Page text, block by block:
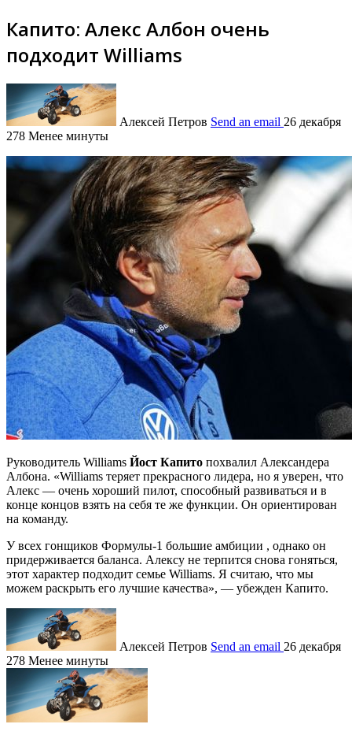
Капито: Алекс Албон очень
подходит Williams
Алексей Петров Send an email 26 декабря
278 Менее минуты
Руководитель Williams Йост Капито похвалил Александера
Албона. «Williams теряет прекрасного лидера, но я уверен, что
Алекс — очень хороший пилот, способный развиваться и в
конце концов взять на себя те же функции. Он ориентирован
на команду.
У всех гонщиков Формулы-1 большие амбиции , однако он
придерживается баланса. Алексу не терпится снова гоняться,
этот характер подходит семье Williams. Я считаю, что мы
можем раскрыть его лучшие качества», — убежден Капито.
Алексей Петров Send an email 26 декабря
278 Менее минуты